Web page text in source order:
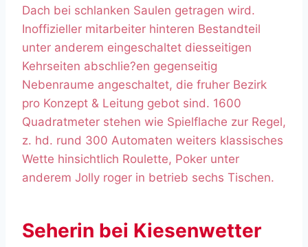
Dach bei schlanken Saulen getragen wird.
Inoffizieller mitarbeiter hinteren Bestandteil
unter anderem eingeschaltet diesseitigen
Kehrseiten abschlie?en gegenseitig
Nebenraume angeschaltet, die fruher Bezirk
pro Konzept & Leitung gebot sind. 1600
Quadratmeter stehen wie Spielflache zur Regel,
z. hd. rund 300 Automaten weiters klassisches
Wette hinsichtlich Roulette, Poker unter
anderem Jolly roger in betrieb sechs Tischen.
Seherin bei Kiesenwetter